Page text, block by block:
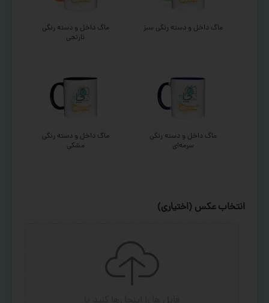
ماگ داخل و دسته رنگی سبز
ماگ داخل و دسته رنگی
نارنجی
ماگ داخل و دسته رنگی
سرمه‌ای
ماگ داخل و دسته رنگی
مشکی
انتخاب عکس (اختیاری)